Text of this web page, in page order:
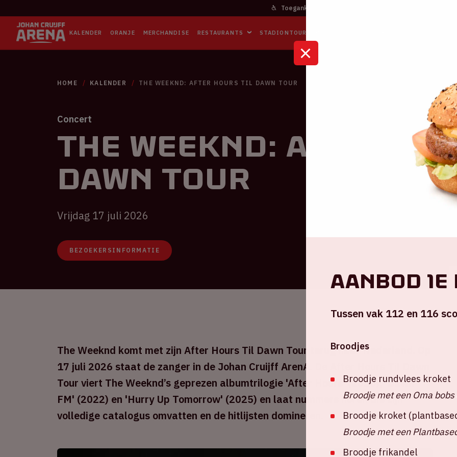
Toegankelijkheid
KALENDER ORANJE MERCHANDISE RESTAURANTS STADIONTOURS
HOME KALENDER THE WEEKND: AFTER HOURS TIL DAWN TOUR
Concert
The Weeknd: After
Dawn Tour
Vrijdag 17 juli 2026
BEZOEKERSINFORMATIE
The Weeknd komt met zijn After Hours Til Dawn Tour terug naar Nederland. Op
17 juli 2026 staat de zanger in de Johan Cruijff ArenA. De After Hours Til Dawn
Tour viert The Weeknd’s geprezen albumtrilogie 'After Hours' (2020), 'Dawn
FM' (2022) en 'Hurry Up Tomorrow' (2025) en laat nummers horen die zijn
volledige catalogus omvatten en de hitlijsten domineren.
Aanbod
Tussen vak 112 en 116
Broodjes
Broodje rundvlees kroket
Broodje met een Oma
Broodje kroket
Broodje met een
Broodje frikandel